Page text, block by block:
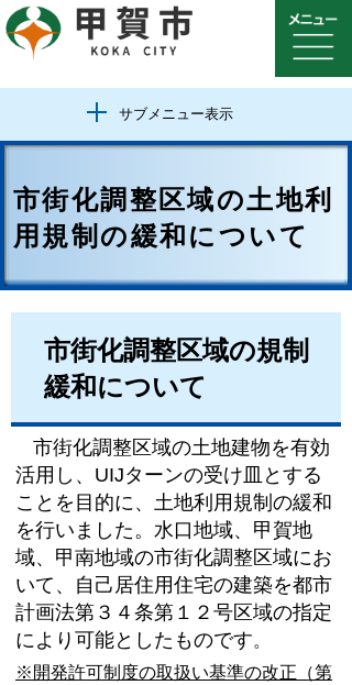
サブメニュー表示
市街化調整区域の土地利
用規制の緩和について
市街化調整区域の規制
緩和について
市街化調整区域の土地建物を有効
活用し、UIJターンの受け皿とする
ことを目的に、土地利用規制の緩和
を行いました。水口地域、甲賀地
域、甲南地域の市街化調整区域にお
いて、自己居住用住宅の建築を都市
計画法第３４条第１２号区域の指定
により可能としたものです。
※開発許可制度の取扱い基準の改正（第